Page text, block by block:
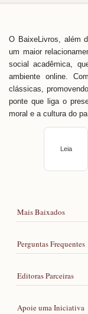
O BaixeLivros, além
um maior
social acadêmica,
ambiente online.
clássicas,
ponte que liga o
moral e a cultura do
Leia
Mais Baixados
Perguntas Frequentes
Editoras Parceiras
Apoie uma Iniciativa